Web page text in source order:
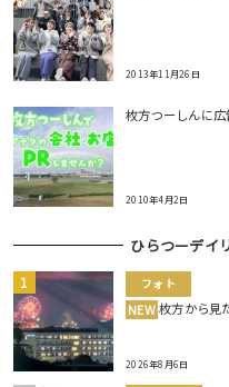
2013年11月26日
枚方つーしんに
2010年4月2日
ひらつーデイ
フォト
NEW 枚方から見
2026年8月6日